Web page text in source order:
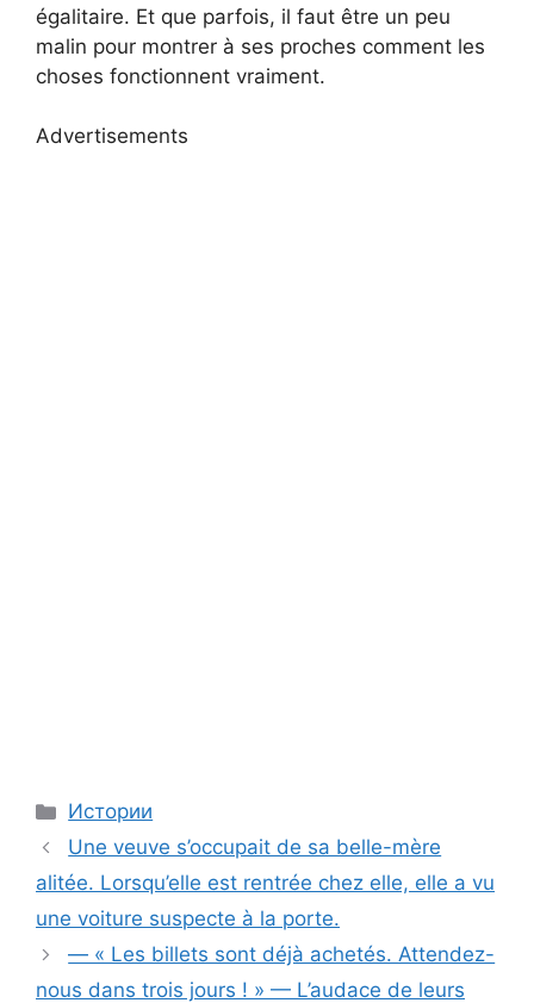
égalitaire. Et que parfois, il faut être un peu
malin pour montrer à ses proches comment les
choses fonctionnent vraiment.
Advertisements
Categories
Истории
Une veuve s’occupait de sa belle-mère
alitée. Lorsqu’elle est rentrée chez elle, elle a vu
une voiture suspecte à la porte.
— « Les billets sont déjà achetés. Attendez-
nous dans trois jours ! » — L’audace de leurs